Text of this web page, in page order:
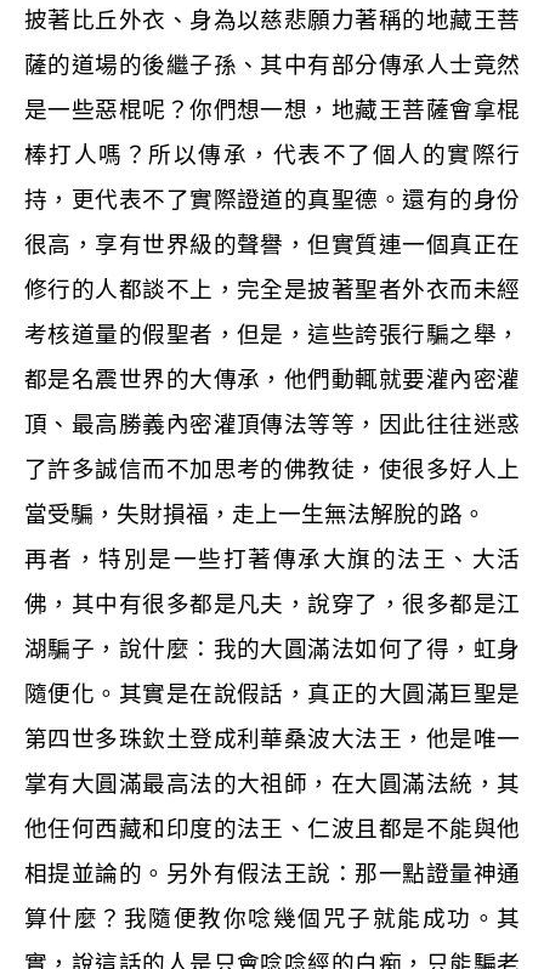
披著比丘外衣、身為以慈悲願力著稱的地藏王菩
薩的道場的後繼子孫、其中有部分傳承人士竟然
是一些惡棍呢？你們想一想，地藏王菩薩會拿棍
棒打人嗎？所以傳承，代表不了個人的實際行
持，更代表不了實際證道的真聖德。還有的身份
很高，享有世界級的聲譽，但實質連一個真正在
修行的人都談不上，完全是披著聖者外衣而未經
考核道量的假聖者，但是，這些誇張行騙之舉，
都是名震世界的大傳承，他們動輒就要灌內密灌
頂、最高勝義內密灌頂傳法等等，因此往往迷惑
了許多誠信而不加思考的佛教徒，使很多好人上
當受騙，失財損福，走上一生無法解脫的路。
再者，特別是一些打著傳承大旗的法王、大活
佛，其中有很多都是凡夫，說穿了，很多都是江
湖騙子，說什麼：我的大圓滿法如何了得，虹身
隨便化。其實是在說假話，真正的大圓滿巨聖是
第四世多珠欽土登成利華桑波大法王，他是唯一
掌有大圓滿最高法的大祖師，在大圓滿法統，其
他任何西藏和印度的法王、仁波且都是不能與他
相提並論的。另外有假法王說：那一點證量神通
算什麼？我隨便教你唸幾個咒子就能成功。其
實，說這話的人是只會唸唸經的白痴，只能騙老